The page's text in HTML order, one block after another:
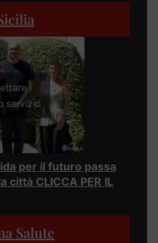
i
servizio
per il futuro passa
città CLICCA PER IL
Salute